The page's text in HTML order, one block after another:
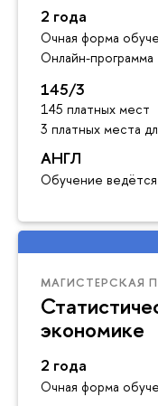
2 года
Очная форма
Онлайн-программа
145/3
145 платных мест
3 платных места
АНГЛ
Обучение ведётся
МАГИСТЕРСКАЯ
экономике
2 года
Очная форма